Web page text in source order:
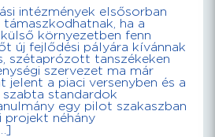
intézmények elsősorban
ha a
környezetben fenn
új fejlődési pályára kívánnak
szétaprózott tanszékeken
szervezet ma már
jelent a piaci versenyben és a
standardok
egy pilot szakaszban
projekt néhány